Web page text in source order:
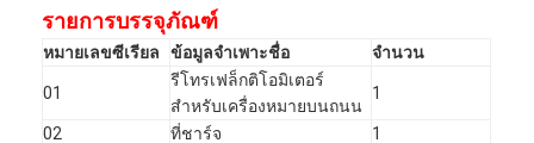
รายการบรรจุภัณฑ์
หมายเลขซีเรียล ข้อมูลจำเพาะชื่อ จำนวน
01
รีโทรเฟล็กติโอมิเตอร์
สำหรับเครื่องหมายบนถนน
1
02 ที่ชาร์จ 1